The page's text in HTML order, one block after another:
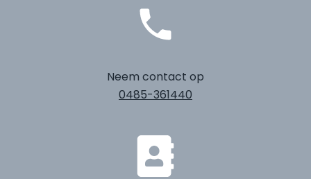
Neem contact op
0485-361440